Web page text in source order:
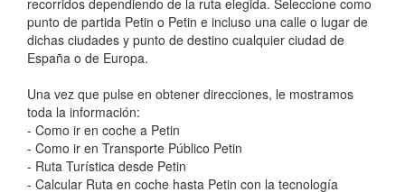
recorridos dependiendo de la ruta elegida. Seleccione como
punto de partida Petin o Petin e incluso una calle o lugar de
dichas ciudades y punto de destino cualquier ciudad de
España o de Europa.
Una vez que pulse en obtener direcciones, le mostramos
toda la información:
- Como ir en coche a Petin
- Como ir en Transporte Público Petin
- Ruta Turística desde Petin
- Calcular Ruta en coche hasta Petin con la tecnología